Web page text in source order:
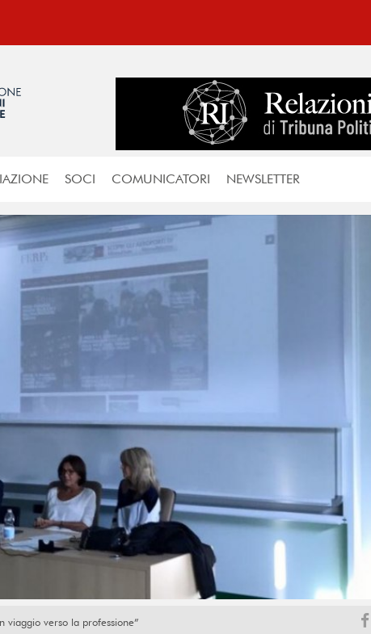
SOCI COMUNICATORI NEWSLETTER
viaggio verso la professione”